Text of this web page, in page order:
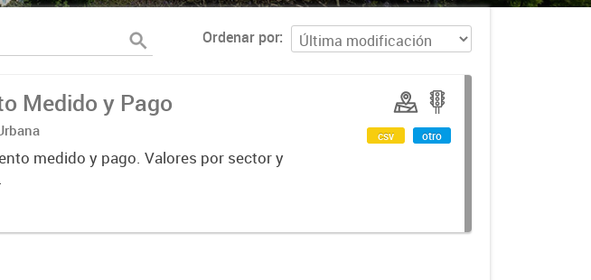
Ordenar por
Medido y Pago
medido y pago. Valores por sector y
csv otro